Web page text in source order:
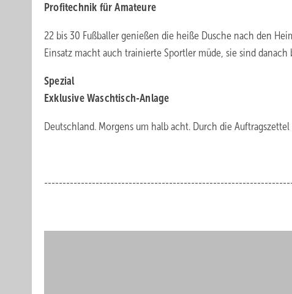
Profitechnik für Amateure
22 bis 30 Fußballer genießen die heiße Dusche nach den
Einsatz macht auch trainierte Sportler müde, sie sind
Spezial
Exklusive Waschtisch-Anlage
Deutschland. Morgens um halb acht. Durch die